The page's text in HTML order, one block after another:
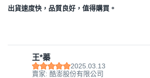
出貨速度快，品質良好，值得購買。
王*蓁
2025.03.13
賣家: 酷澎股份有限公司